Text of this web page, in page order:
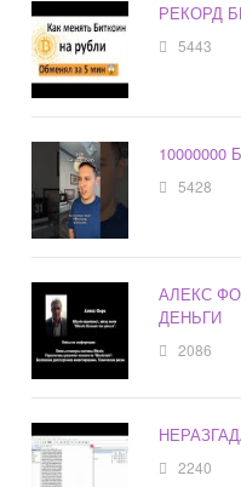
РЕКОРД
5443
5428
АЛЕКС
ДЕНЬГИ
2086
2240